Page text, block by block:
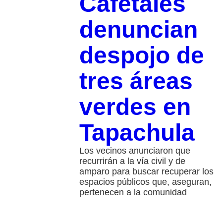
denuncian
despojo de
tres áreas
verdes en
Tapachula
Los vecinos anunciaron que
recurrirán a la vía civil y de
amparo para buscar recuperar los
espacios públicos que, aseguran,
pertenecen a la comunidad